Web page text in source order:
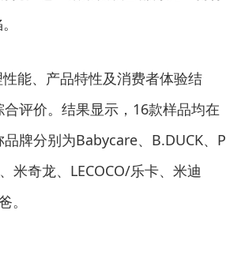
能、产品特性及消费者体验结
评价。结果显示，16款样品均在
牌分别为Babycare、B.DUCK、P
米奇龙、LECOCO/乐卡、米迪
。